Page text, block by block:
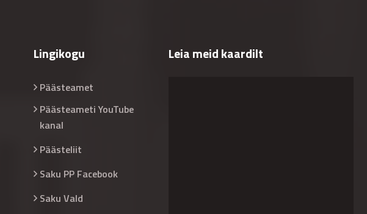
Lingikogu
Päästeamet
Päästeameti YouTube
kanal
Päästeliit
Saku PP Facebook
Saku Vald
Leia meid kaardilt